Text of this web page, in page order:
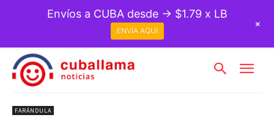
FARÁNDULA
Envíos a CUBA desde → $1.79 x LB
ENVÍA AQUÍ
+